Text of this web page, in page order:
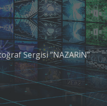
Sergisi ‘’NAZARİN’’